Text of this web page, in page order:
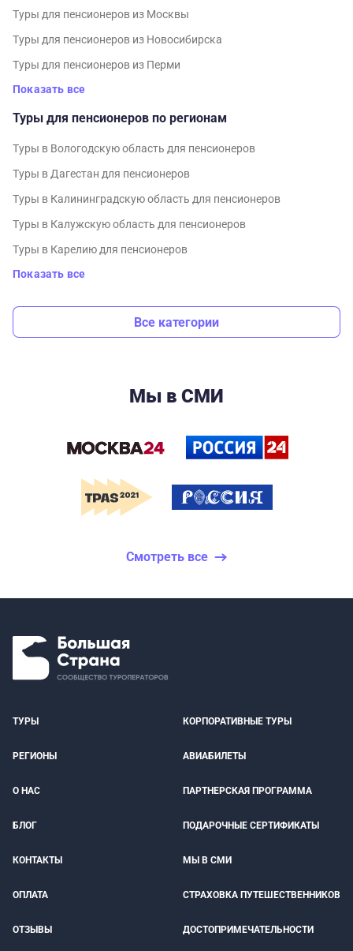
Туры для пенсионеров из Москвы
Туры для пенсионеров из Новосибирска
Туры для пенсионеров из Перми
Показать все
Туры для пенсионеров по регионам
Туры в Вологодскую область для пенсионеров
Туры в Дагестан для пенсионеров
Туры в Калининградскую область для пенсионеров
Туры в Калужскую область для пенсионеров
Туры в Карелию для пенсионеров
Показать все
Все категории
Мы в СМИ
Смотреть все
ТУРЫ КОРПОРАТИВНЫЕ ТУРЫ
РЕГИОНЫ АВИАБИЛЕТЫ
О НАС ПАРТНЕРСКАЯ ПРОГРАММА
БЛОГ ПОДАРОЧНЫЕ СЕРТИФИКАТЫ
КОНТАКТЫ МЫ В СМИ
ОПЛАТА СТРАХОВКА ПУТЕШЕСТВЕННИКОВ
ОТЗЫВЫ ДОСТОПРИМЕЧАТЕЛЬНОСТИ